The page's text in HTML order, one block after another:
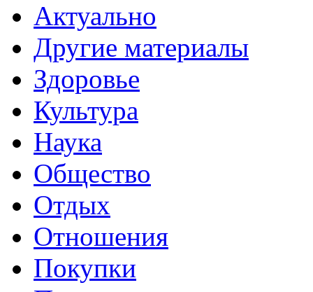
Актуально
Другие материалы
Здоровье
Культура
Наука
Общество
Отдых
Отношения
Покупки